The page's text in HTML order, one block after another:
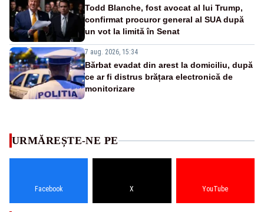
Todd Blanche, fost avocat al lui Trump,
confirmat procuror general al SUA după
un vot la limită în Senat
7 aug. 2026, 15:34
Bărbat evadat din arest la domiciliu, după
ce ar fi distrus brățara electronică de
monitorizare
URMĂREȘTE-NE PE
Facebook X YouTube